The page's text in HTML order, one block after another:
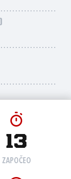
13
ZAPOČEO